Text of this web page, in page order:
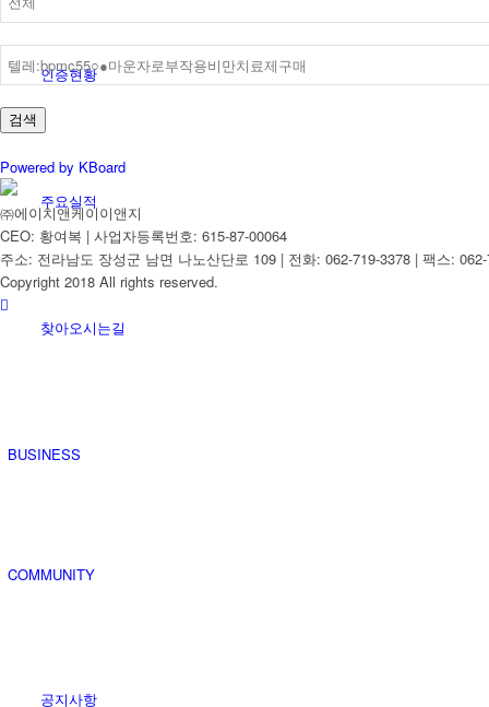
인증현황
주요실적
찾아오시는길
BUSINESS
COMMUNITY
공지사항
검색
Powered by KBoard
㈜에이치앤케이이앤지
CEO: 황여복 | 사업자등록번호: 615-87-00064
주소: 전라남도 장성군 남면 나노산단로 109 | 전화: 062-719-3378 | 팩스:
Copyright 2018 All rights reserved.